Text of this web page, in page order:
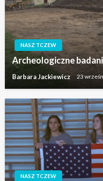
NASZ TCZEW
Archeologiczne
Barbara Jackiewicz 23
NASZ TCZEW